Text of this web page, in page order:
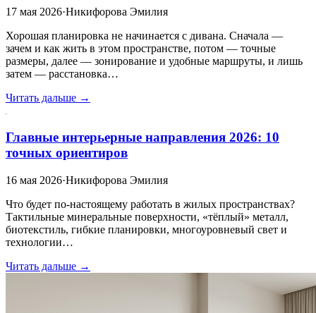
17 мая 2026·Никифорова Эмилия
Хорошая планировка не начинается с дивана. Сначала —
зачем и как жить в этом пространстве, потом — точные
размеры, далее — зонирование и удобные маршруты, и лишь
затем — расстановка…
Читать дальше →
Главные интерьерные направления 2026: 10
точных ориентиров
16 мая 2026·Никифорова Эмилия
Что будет по‑настоящему работать в жилых пространствах?
Тактильные минеральные поверхности, «тёплый» металл,
биотекстиль, гибкие планировки, многоуровневый свет и
технологии…
Читать дальше →